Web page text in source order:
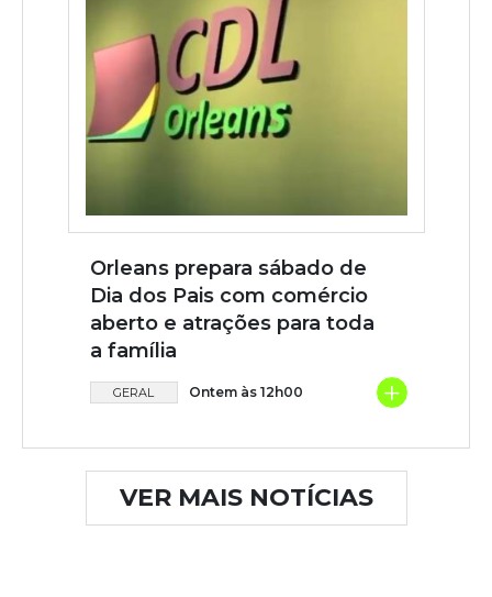
Orleans prepara sábado de
Dia dos Pais com comércio
aberto e atrações para toda
a família
GERAL Ontem às 12h00 +
VER MAIS NOTÍCIAS